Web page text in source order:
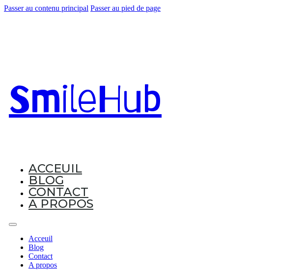
Passer au contenu principal Passer au pied de page
SmileHub
ACCEUIL
BLOG
CONTACT
A PROPOS
Acceuil
Blog
Contact
A propos